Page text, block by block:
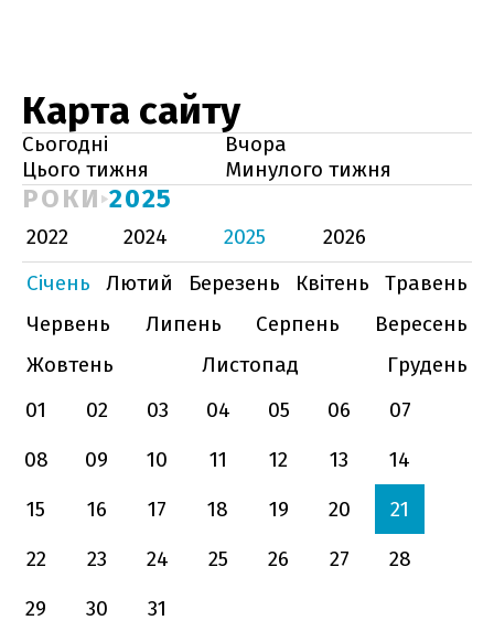
Карта сайту
Сьогодні
Вчора
Цього тижня
Минулого тижня
РОКИ 2025
2022 2024 2025
2026
Січень
Лютий Березень Квітень
Травень
Червень
Липень Серпень
Вересень
Жовтень
Листопад
Грудень
01
02 03 04 05 06
07
08
09 10 11 12 13
14
15
16 17 18 19 20
21
22
23 24 25 26 27
28
29
30 31